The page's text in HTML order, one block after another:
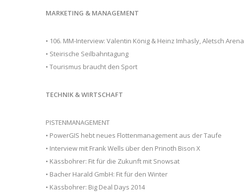
MARKETING & MANAGEMENT
• 106. MM-Interview: Valentin König & Heinz Imhasly, Aletsch Arena
• Steirische Seilbahntagung
• Tourismus braucht den Sport
TECHNIK & WIRTSCHAFT
PISTENMANAGEMENT
• PowerGIS hebt neues Flottenmanagement aus der Taufe
• Interview mit Frank Wells über den Prinoth Bison X
• Kässbohrer: Fit für die Zukunft mit Snowsat
• Bacher Harald GmbH: Fit für den Winter
• Kässbohrer: Big Deal Days 2014